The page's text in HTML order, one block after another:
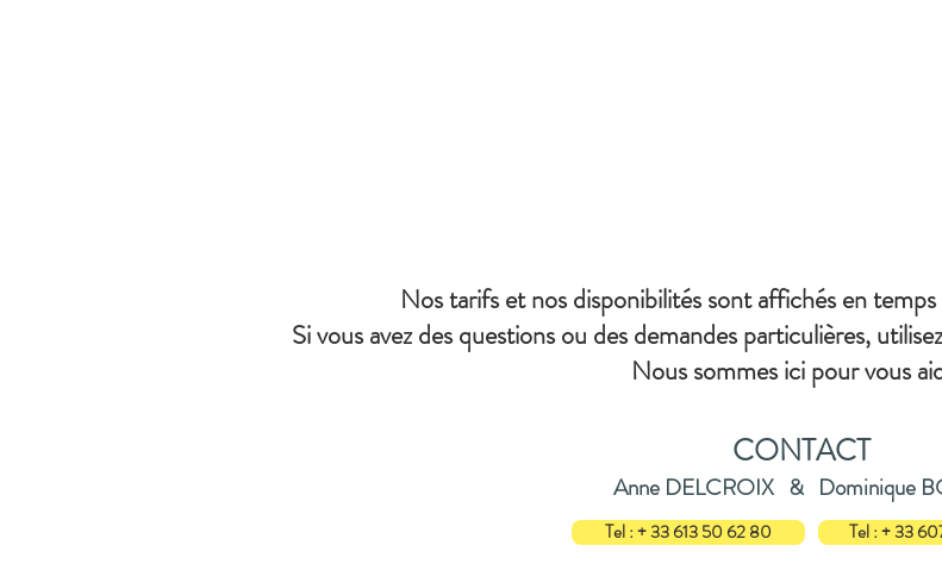
Nos tarifs et nos disponibilités sont affichés en
Si vous avez des questions ou des demandes particulières,
Nous sommes ici pour vous
CONTACT
Anne DELCROIX & Dominique
Tel : + 33
Tel : + 33 613 50 62 80